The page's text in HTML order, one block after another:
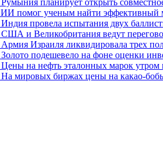
ИИ помог ученым найти эффективный
Индия провела испытания двух
США и Великобритания ведут
Армия Израиля ликвидировала трех
Золото подешевело на фоне оценки
Цены на нефть эталонных марок
На мировых биржах цены на какао-